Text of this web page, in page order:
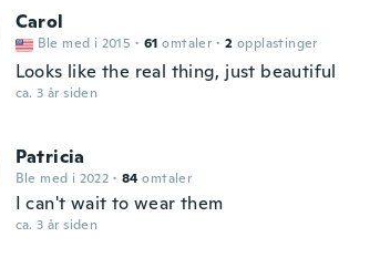
Carol
Ble med i 2015 · 61 omtaler · 2 opplastinger
Looks like the real thing, just beautiful
ca. 3 år siden
Patricia
Ble med i 2022 · 84 omtaler
I can't wait to wear them
ca. 3 år siden